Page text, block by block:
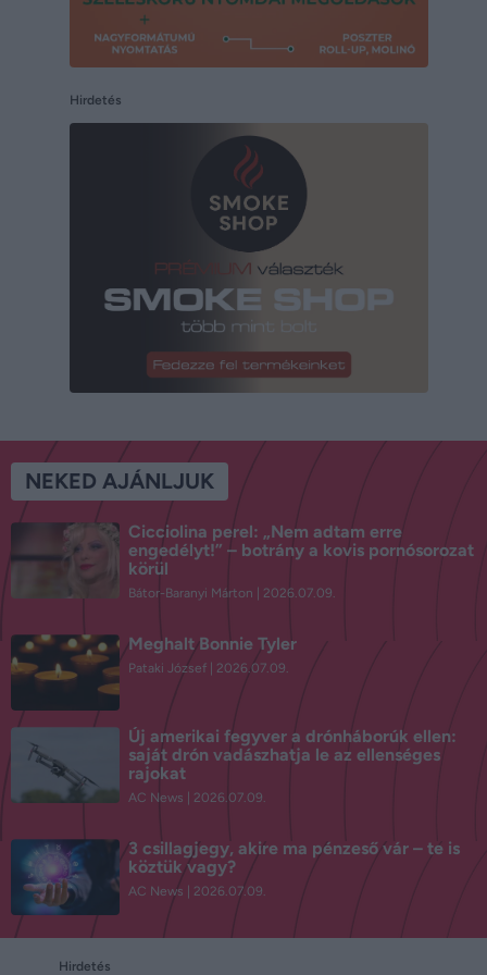
Hirdetés
NEKED AJÁNLJUK
Cicciolina perel: „Nem adtam erre
engedélyt!” – botrány a kovis pornósorozat
körül
Bátor-Baranyi Márton 2026.07.09.
Meghalt Bonnie Tyler
Pataki József 2026.07.09.
Új amerikai fegyver a drónháborúk ellen:
saját drón vadászhatja le az ellenséges
rajokat
AC News 2026.07.09.
3 csillagjegy, akire ma pénzeső vár – te is
köztük vagy?
AC News 2026.07.09.
Hirdetés